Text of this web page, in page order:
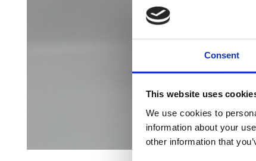
Consent
This website uses
We use cookies to
information about your
other information that